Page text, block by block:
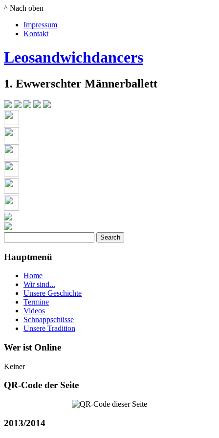
^ Nach oben
Impressum
Kontakt
Leosandwichdancers
1. Ewwerschter Männerballett
Hauptmenü
Home
Wir sind...
Unsere Geschichte
Termine
Videos
Schnappschüsse
Unsere Tradition
Wer ist Online
Keiner
QR-Code der Seite
2013/2014